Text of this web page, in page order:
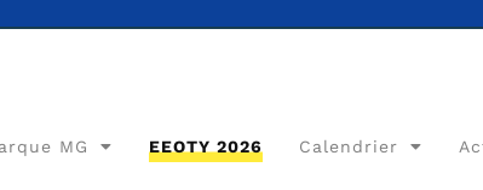
MG EEOTY 2026 Calendrier